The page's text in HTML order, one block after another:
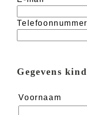
Telefoonnummer
Gegevens kind
Voornaam